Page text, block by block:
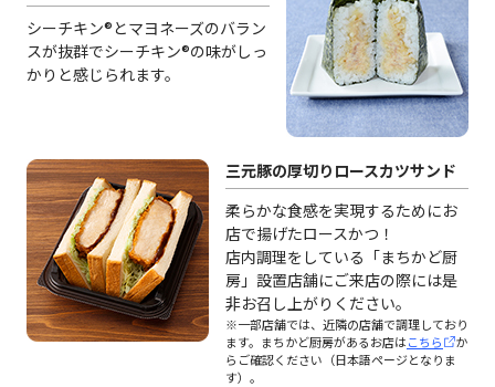
シーチキン®とマヨネーズのバラン
スが抜群でシーチキン®の味がしっ
かりと感じられます。
三元豚の厚切りロースカツサンド
柔らかな食感を実現するためにお
店で揚げたロースかつ！
店内調理をしている「まちかど厨
房」設置店舗にご来店の際には是
非お召し上がりください。
※一部店舗では、近隣の店舗で調理しており
ます。まちかど厨房があるお店はこちら
か
らご確認ください（日本語ページとなりま
す）。